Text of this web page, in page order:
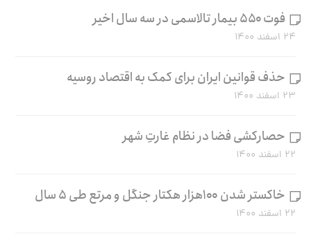
فوت ۵۵۰ بیمار تالاسمی در سه سال اخیر
۲۴ اسفند ۱۴۰۰
حذف قوانین ایران برای کمک به اقتصاد روسیه
۲۳ اسفند ۱۴۰۰
حصارکشی فضا در نظام غارتِ شهر
۲۲ اسفند ۱۴۰۰
خاکستر شدن ۱۰۰هزار هکتار جنگل و مرتع طی ۵ سال
۲۲ اسفند ۱۴۰۰